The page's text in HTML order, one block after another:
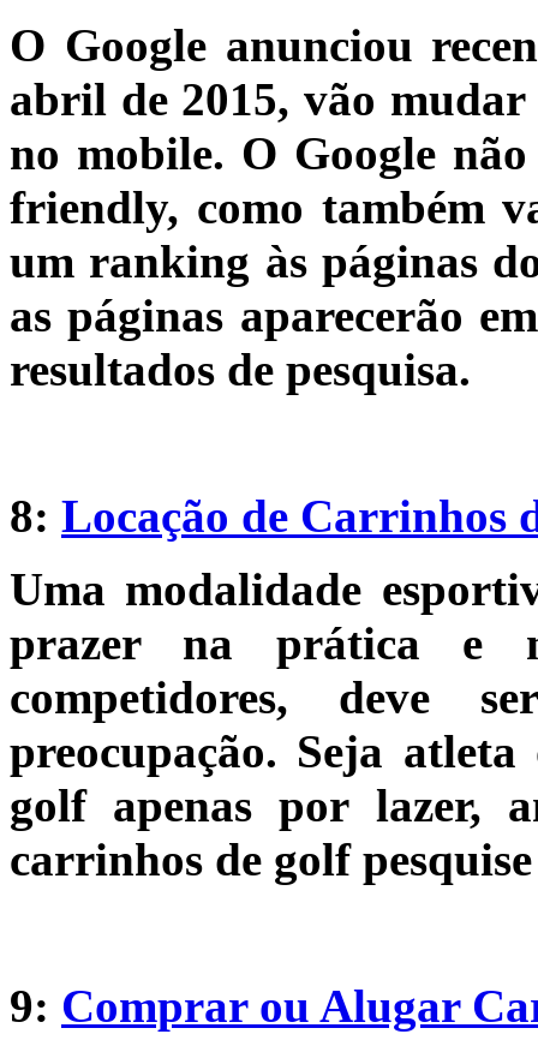
O Google anunciou
abril de 2015, vão
no mobile. O Google
friendly, como também
um ranking às páginas
as páginas aparecerão
resultados de pesquisa.
8: Locação de Carrinhos
Uma modalidade
prazer na prática e
competidores, deve
preocupação. Seja
golf apenas por lazer,
carrinhos de golf
9: Comprar ou Alugar